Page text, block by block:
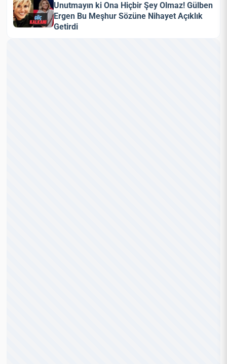
Unutmayın ki Ona Hiçbir Şey Olmaz! Gülben
Ergen Bu Meşhur Sözüne Nihayet Açıklık
Getirdi